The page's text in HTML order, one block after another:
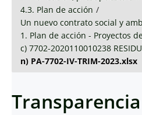
4.3. Plan de acción /
Un nuevo contrato social y
1. Plan de acción - Proyectos
c) 7702-2020110010238
n) PA-7702-IV-TRIM-2023.xlsx
Transparencia